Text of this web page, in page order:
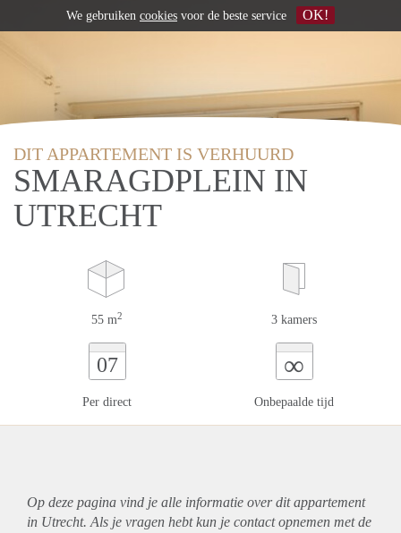
DIT APPARTEMENT IS VERHUURD
SMARAGDPLEIN IN
UTRECHT
55 m2 3 kamers
07
Per direct
∞
Onbepaalde tijd
Op deze pagina vind je alle informatie over ditappartement
in Utrecht. Als je vragen hebt kun je contact opnemen met de
We gebruiken cookies voor de beste service OK!